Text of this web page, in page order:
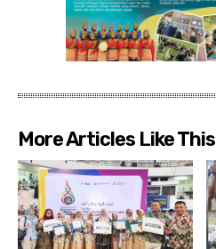
More Articles Like This